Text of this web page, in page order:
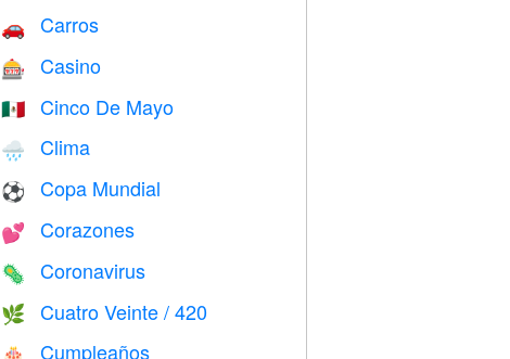
🚗 Carros
🎰 Casino
🇲🇽 Cinco De Mayo
🌧 Clima
⚽ Copa Mundial
💕 Corazones
🦠 Coronavirus
🌿 Cuatro Veinte / 420
Cumpleaños